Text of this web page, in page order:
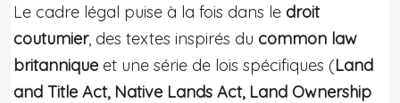
Le cadre légal puise à la fois dans le droit
coutumier, des textes inspirés du common law
britannique et une série de lois spécifiques (Land
and Title Act, Native Lands Act, Land Ownership